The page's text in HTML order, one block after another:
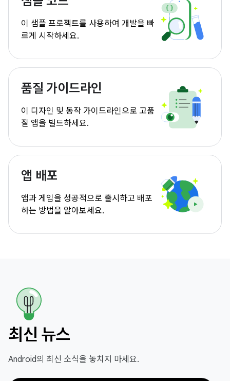
이 샘플 프로젝트를 사용하여 개발을 빠
르게 시작하세요.
품질 가이드라인
이 디자인 및 동작 가이드라인으로 고품
질 앱을 빌드하세요.
앱 배포
앱과 게임을 성공적으로 출시하고 배포
하는 방법을 알아보세요.
최신 뉴스
Android의 최신 소식을 놓치지 마세요.